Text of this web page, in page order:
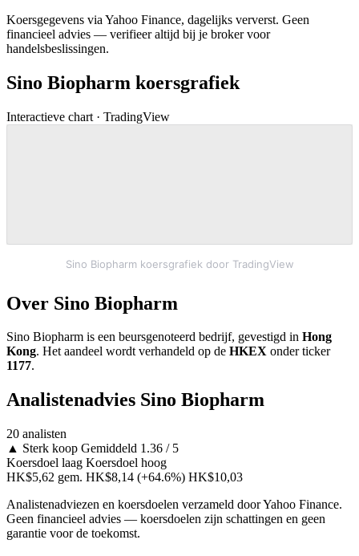
Koersgegevens via Yahoo Finance, dagelijks ververst. Geen
financieel advies — verifieer altijd bij je broker voor
handelsbeslissingen.
Sino Biopharm koersgrafiek
Interactieve chart · TradingView
Sino Biopharm koersgrafiek door TradingView
Over Sino Biopharm
Sino Biopharm is een beursgenoteerd bedrijf, gevestigd in Hong
Kong. Het aandeel wordt verhandeld op de HKEX onder ticker
1177.
Analistenadvies Sino Biopharm
20 analisten
▲ Sterk koop Gemiddeld 1.36 / 5
Koersdoel laag Koersdoel hoog
HK$5,62 gem. HK$8,14 (+64.6%) HK$10,03
Analistenadviezen en koersdoelen verzameld door Yahoo Finance.
Geen financieel advies — koersdoelen zijn schattingen en geen
garantie voor de toekomst.